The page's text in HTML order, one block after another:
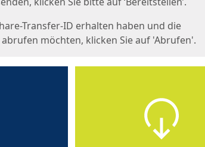
Transfer-ID erhalten haben und die
möchten, klicken Sie auf 'Abrufen'.